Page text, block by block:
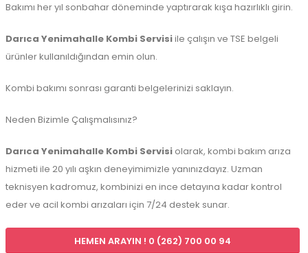
Bakımı her yıl sonbahar döneminde yaptırarak kışa hazırlıklı girin.
Darıca Yenimahalle Kombi Servisiile çalışın ve TSE belgeli
ürünler kullanıldığından emin olun.
Kombi bakımı sonrası garanti belgelerinizi saklayın.
Neden Bizimle Çalışmalısınız?
Darıca Yenimahalle Kombi Servisi olarak, kombi bakım arıza
hizmeti ile 20 yılı aşkın deneyimimizle yanınızdayız. Uzman
teknisyen kadromuz, kombinizi en ince detayına kadar kontrol
eder ve acil kombi arızaları için 7/24 destek sunar.
HEMEN ARAYIN ! 0 (262) 700 00 94